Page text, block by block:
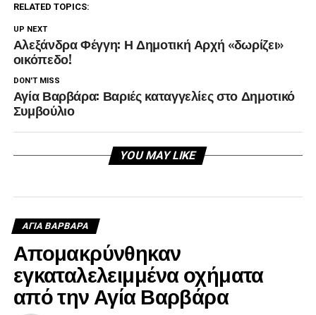
RELATED TOPICS:
UP NEXT
Αλεξάνδρα Φέγγη: Η Δημοτική Αρχή «δωρίζει»
οικόπεδο!
DON'T MISS
Αγία Βαρβάρα: Βαριές καταγγελίες στο Δημοτικό
Συμβούλιο
YOU MAY LIKE
ΑΓΙΑ ΒΑΡΒΑΡΑ
Απομακρύνθηκαν
εγκαταλελειμμένα οχήματα
από την Αγία Βαρβάρα